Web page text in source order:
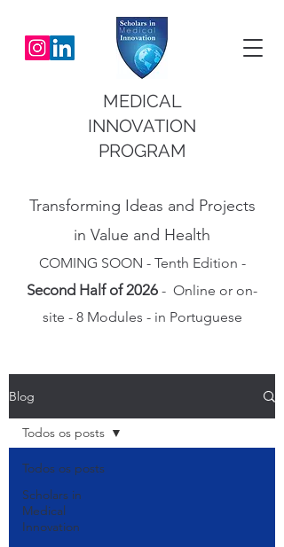
MEDICAL
INNOVATION
PROGRAM
Transforming Ideas and Projects
in Value and Health
COMING SOON - Tenth Edition -
Second Half of 2026 - Online or on-
site - 8 Modules - in Portuguese
Blog
Todos os posts
Scholars in
Medical
Innovation
Todos os posts